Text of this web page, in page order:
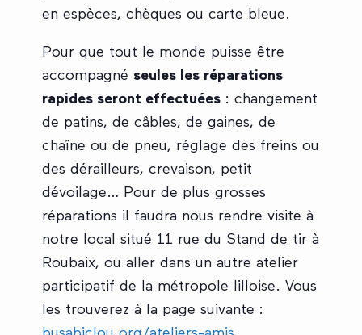
en espèces, chèques ou carte bleue.
Pour que tout le monde puisse être
accompagné seules les réparations
rapides seront effectuées : changement
de patins, de câbles, de gaines, de
chaîne ou de pneu, réglage des freins ou
des dérailleurs, crevaison, petit
dévoilage… Pour de plus grosses
réparations il faudra nous rendre visite à
notre local situé 11 rue du Stand de tir à
Roubaix, ou aller dans un autre atelier
participatif de la métropole lilloise. Vous
les trouverez à la page suivante :